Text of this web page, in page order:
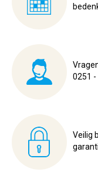
0251 -
Veilig